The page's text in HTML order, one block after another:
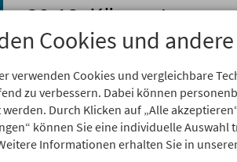
29.12. Kässpatzen
31.12. Festliches
Cookies und
verwenden Cookies und vergleichbare
zu verbessern. Dabei können
Durch Klicken auf „Alle
können Sie eine individuelle
Informationen erhalten Sie in